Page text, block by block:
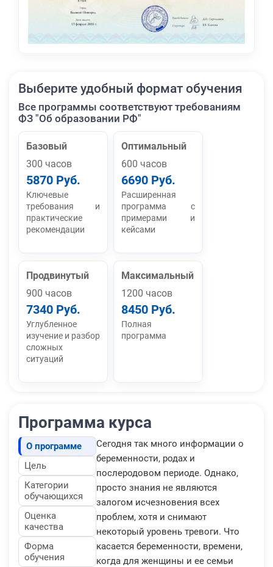
Выберите удобный формат обучения
Все программы соответствуют требованиям
ФЗ "Об образовании РФ"
Базовый
300 часов
5870 Руб.
Ключевые
требования и
практические
рекомендации
Оптимальный
600 часов
6690 Руб.
Расширенная
программа с
примерами и
кейсами
Продвинутый
900 часов
7340 Руб.
Углубленное
изучение и разбор
сложных
ситуаций
Максимальный
1200 часов
8450 Руб.
Полная
программа
Программа курса
О программе
Цель
Категории
обучающихся
Оценка
качества
Форма
обучения
Сегодня так много информации о
беременности, родах и
послеродовом периоде. Однако,
просто знания не являются
залогом исчезновения всех
проблем, хотя и снимают
некоторый уровень тревоги. Что
касается беременности, времени,
когда для женщины и ее семьи